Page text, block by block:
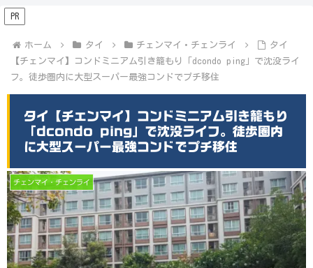
PR
ホーム タイ チェンマイ・チェンライ
タイ
【チェンマイ】コンドミニアム引き籠もり「dcondo ping」で沈没ライ
フ。徒歩圏内に大型スーパー最強コンドでプチ移住
タイ【チェンマイ】コンドミニアム引き籠もり
「dcondo ping」で沈没ライフ。徒歩圏内
に大型スーパー最強コンドでプチ移住
チェンマイ・チェンライ